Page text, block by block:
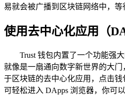
易就会被广播到区块链网络中，等
使用去中心化应用（
Trust 钱包内置了一个功能强
就像是一扇通向数字新世界的大
于区块链的去中心化应用，点击钱
可轻松进入 DApps 浏览器，你可